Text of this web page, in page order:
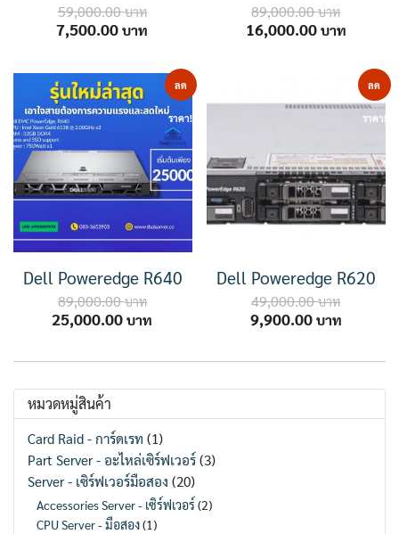
59,000.00
Original
59,000.00 ฿.
7,500.00
7,500.00 ฿.
89,000.00
Original
16,000.00
ลด
ราคา!
Dell Poweredge R640
89,000.00
Original
25,000.00
ลด
ราคา!
Dell Poweredge R620
49,000.00
Original
9,900.00
หมวดหมู่สินค้า
Card Raid - การ์ดเรท (1)
Part Server - อะไหล่เซิร์ฟเวอร์ (3)
Server - เซิร์ฟเวอร์มือสอง (20)
Accessories Server - เซิร์ฟเวอร์ (2)
CPU Server - มือสอง(1)